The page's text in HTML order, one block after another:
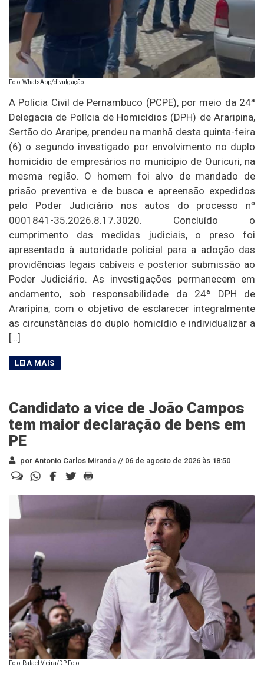
Foto: WhatsApp/divulgação
A Polícia Civil de Pernambuco (PCPE), por meio da 24ª
Delegacia de Polícia de Homicídios (DPH) de Araripina,
Sertão do Araripe, prendeu na manhã desta quinta-feira
(6) o segundo investigado por envolvimento no duplo
homicídio de empresários no município de Ouricuri, na
mesma região. O homem foi alvo de mandado de
prisão preventiva e de busca e apreensão expedidos
pelo Poder Judiciário nos autos do processo nº
0001841-35.2026.8.17.3020. Concluído o
cumprimento das medidas judiciais, o preso foi
apresentado à autoridade policial para a adoção das
providências legais cabíveis e posterior submissão ao
Poder Judiciário. As investigações permanecem em
andamento, sob responsabilidade da 24ª DPH de
Araripina, com o objetivo de esclarecer integralmente
as circunstâncias do duplo homicídio e individualizar a
[…]
Candidato a vice de João Campos
tem maior declaração de bens em
PE
por Antonio Carlos Miranda // 06 de agosto de 2026 às 18:50
Foto: Rafael Vieira/DP Foto